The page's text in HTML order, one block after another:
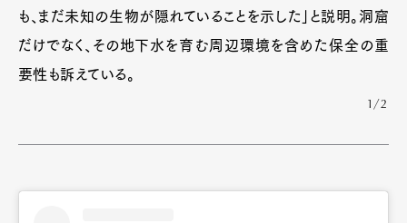
も、まだ未知の生物が隠れていることを示した」と説明。洞窟
だけでなく、その地下水を育む周辺環境を含めた保全の重
要性も訴えている。
1/2